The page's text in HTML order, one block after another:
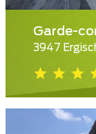
Garde-
3947